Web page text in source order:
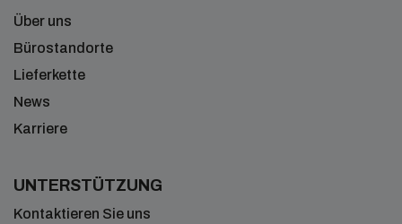
Über uns
Bürostandorte
Lieferkette
News
Karriere
UNTERSTÜTZUNG
Kontaktieren Sie uns